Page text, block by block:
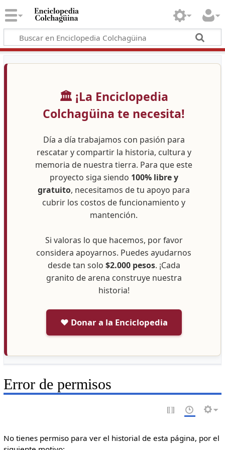
🏛️ ¡La Enciclopedia
Colchagüina te necesita!
Día a día trabajamos con pasión para
rescatar y compartir la historia, cultura y
memoria de nuestra tierra. Para que este
proyecto siga siendo 100% libre y
gratuito, necesitamos de tu apoyo para
cubrir los costos de funcionamiento y
mantención.
Si valoras lo que hacemos, por favor
considera apoyarnos. Puedes ayudarnos
desde tan solo $2.000 pesos. ¡Cada
granito de arena construye nuestra
historia!
❤️ Donar a la Enciclopedia
Error de permisos
No tienes permiso para ver el historial de esta página, por el